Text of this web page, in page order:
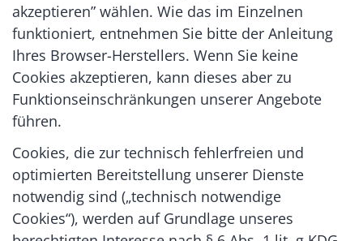
akzeptieren” wählen. Wie das im Einzelnen
funktioniert, entnehmen Sie bitte der Anleitung
Ihres Browser-Herstellers. Wenn Sie keine
Cookies akzeptieren, kann dieses aber zu
Funktionseinschränkungen unserer Angebote
führen.
Cookies, die zur technisch fehlerfreien und
optimierten Bereitstellung unserer Dienste
notwendig sind („technisch notwendige
Cookies“), werden auf Grundlage unseres